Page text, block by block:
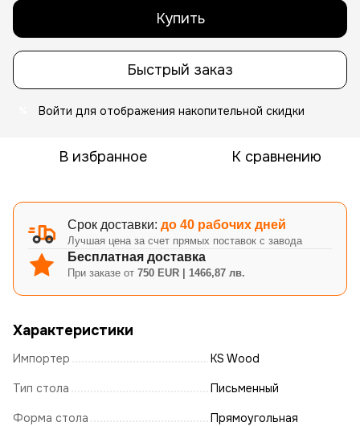
Купить
Быстрый заказ
Войти для отображения накопительной скидки
В избранное К сравнению
Срок доставки: до 40 рабочих дней
Лучшая цена за счет прямых поставок с завода
Бесплатная доставка
При заказе от 750 EUR | 1466,87 лв.
Характеристики
Импортер KS Wood
Тип стола Письменный
Форма стола Прямоугольная